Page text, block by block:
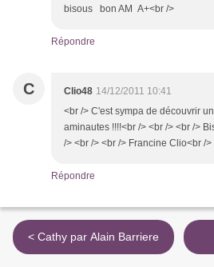
bisous bon AM A+<br />
Répondre
C Clio48 14/12/2011 10:41
<br /> C'est sympa de découvrir
aminautes !!!!<br /> <br /> <br />
/> <br /> <br /> Francine Clio<br />
Répondre
< Cathy par Alain Barriere